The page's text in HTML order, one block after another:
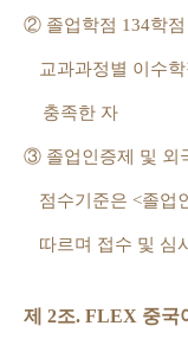
② 졸업학점 134학
교과과정별 이수
충족한 자
③ 졸업인증제 및 외
점수기준은 <졸업
따르며 접수 및 심
제 2조. FLEX 중국